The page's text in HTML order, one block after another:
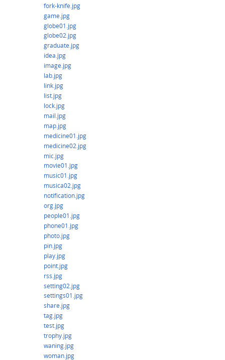
fork-knife.jpg
game.jpg
globe01.jpg
globe02.jpg
graduate.jpg
idea.jpg
image.jpg
lab.jpg
link.jpg
list.jpg
lock.jpg
mail.jpg
map.jpg
medicine01.jpg
medicine02.jpg
mic.jpg
movie01.jpg
music01.jpg
musica02.jpg
notification.jpg
org.jpg
people01.jpg
phone01.jpg
photo.jpg
pin.jpg
play.jpg
point.jpg
rss.jpg
setting02.jpg
settings01.jpg
share.jpg
tag.jpg
test.jpg
trophy.jpg
waning.jpg
woman.jpg